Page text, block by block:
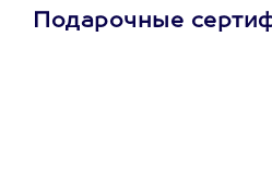
Подарочные